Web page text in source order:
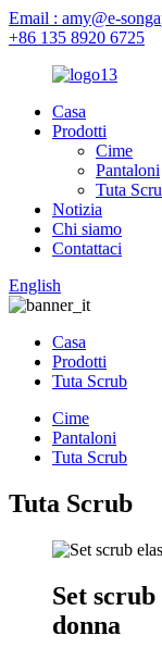
Email : amy@e-
+86 135 8920 6725
Casa
Prodotti
Cime
Pantaloni
Tuta
Notizia
Chi siamo
Contattaci
English
Casa
Prodotti
Tuta Scrub
Cime
Pantaloni
Tuta Scrub
Tuta Scrub
Set
donna